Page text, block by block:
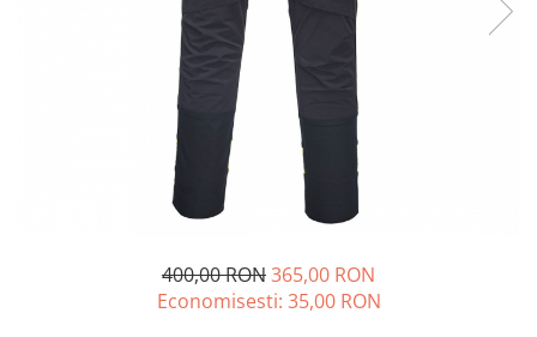
Masini de gaurit si insurubat
Masini de slefuit si rindeluit
Masini multifunctionale
Polizoare unghiulare
Scule electrice de banc
Suflante aer cald si aspiratoare
îmbrăcăminte unică folosinţă
Industria Alimentară
Accesorii industria alimentară
Protecţie ignifugă
400,00 RON365,00 RON
Economisesti: 35,00 RON